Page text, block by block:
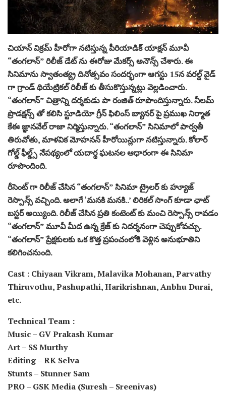
చియాన్ విక్రమ్ హీరోగా నటిస్తున్న పీరియాడిక్ యాక్షన్ మూవీ
“తంగలాన్” రిలీజ్ డేట్ ను ఈరోజు మేకర్స్ అనౌన్స్ చేశారు. ఈ
సినిమాను స్వాతంత్య్ర దినోత్సవం సందర్భంగా ఆగస్టు 15న వరల్డ్ వైడ్
గా గ్రాండ్ థియేట్రికల్ రిలీజ్ కు తీసుకొస్తున్నట్లు వెల్లడించారు.
“తంగలాన్” చిత్రాన్ని దర్శకుడు పా రంజిత్ రూపొందిస్తున్నారు. నీలమ్
ప్రొడక్షన్స్ తో కలిసి స్టూడియో గ్రీన్ ఫిలింస్ బ్యానర్ పై ప్రముఖ నిర్మాత
కేఈ జ్ఞానవేల్ రాజా నిర్మిస్తున్నారు. “తంగలాన్” సినిమాలో పార్వతీ
తిరువోతు, మాళవిక మోహనన్ హీరోయిన్లుగా నటిస్తున్నారు. కోలార్
గోల్డ్ ఫీల్డ్స్ నేపథ్యంలో యదార్థ ఘటనల ఆధారంగా ఈ సినిమా
రూపొందింది.
రీసెంట్ గా రిలీజ్ చేసిన “తంగలాన్” సినిమా ట్రైలర్ కు హ్యూజ్
రెస్పాన్స్ వచ్చింది. అలాగే ‘మనకి మనకి..’ లిరికల్ సాంగ్ కూడా ఛాట్
బస్టర్ అయ్యింది. రిలీజ్ చేసిన ప్రతి కంటెంట్ కు మంచి రెస్పాన్స్ రావడం
“తంగలాన్” మూవీ మీద ఉన్న క్రేజ్ కు నిదర్శనంగా చెప్పుకోవచ్చు.
“తంగలాన్” ప్రేక్షకులకు ఒక కొత్త ప్రపంచంలోకి వెళ్లిన అనుభూతిని
కలిగించనుంది.
Cast : Chiyaan Vikram, Malavika Mohanan, Parvathy
Thiruvothu, Pashupathi, Harikrishnan, Anbhu Durai,
etc.
Technical Team :
Music – GV Prakash Kumar
Art – SS Murthy
Editing – RK Selva
Stunts – Stunner Sam
PRO – GSK Media (Suresh – Sreenivas)